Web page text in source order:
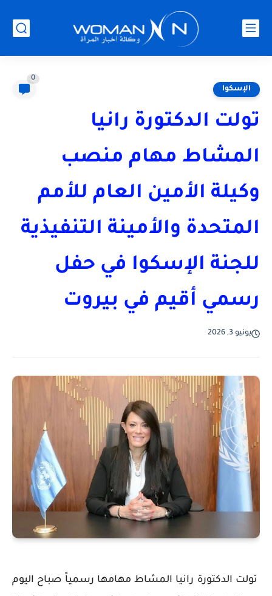
الإسكوا
0
تولت الدكتورة رانيا
المشاط مهام منصب
وكيلة الأمين العام للأمم
المتحدة والأمينة التنفيذية
للجنة الإسكوا في حفل
رسمي أقيم في بيروت
يونيو 3, 2026
تولت الدكتورة رانيا المشاط مهامها رسمياً صباح اليوم